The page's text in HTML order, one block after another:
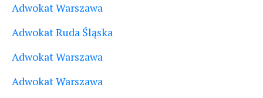
Adwokat Warszawa
Adwokat Ruda Śląska
Adwokat Warszawa
Adwokat Warszawa